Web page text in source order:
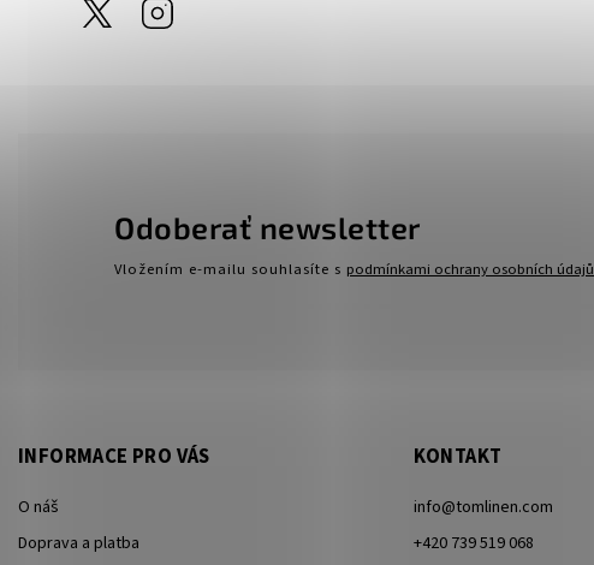
@tom_linen
INFORMACE PRO VÁS
O náš
Doprava a platba
Odoberať newsletter
Vložením e-mailu souhlasíte s podmínkami ochrany osobních údajů
KONTAKT
info@tomlinen.com
+420 739 519 068